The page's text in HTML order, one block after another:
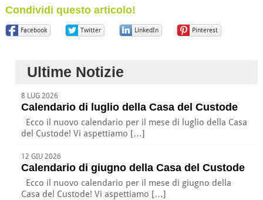
Condividi questo articolo!
Facebook Twitter LinkedIn Pinterest
Ultime Notizie
8 LUG 2026
Calendario di luglio della Casa del Custode
Ecco il nuovo calendario per il mese di luglio della Casa
del Custode! Vi aspettiamo […]
12 GIU 2026
Calendario di giugno della Casa del Custode
Ecco il nuovo calendario per il mese di giugno della
Casa del Custode! Vi aspettiamo […]